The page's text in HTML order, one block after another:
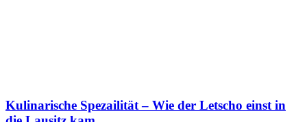
Kulinarische Spezailität – Wie der Letscho einst in